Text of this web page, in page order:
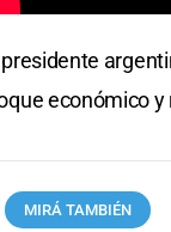
presidente
económico
MIRÁ TAMBIÉN